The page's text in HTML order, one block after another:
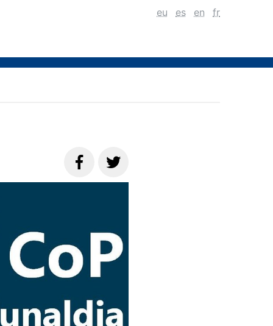
eu es en fr